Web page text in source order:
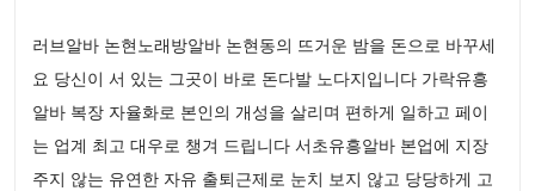
러브알바 논현노래방알바 논현동의 뜨거운 밤을 돈으로 바꾸세
요 당신이 서 있는 그곳이 바로 돈다발 노다지입니다 가락유흥
알바 복장 자율화로 본인의 개성을 살리며 편하게 일하고 페이
는 업계 최고 대우로 챙겨 드립니다 서초유흥알바 본업에 지장
주지 않는 유연한 자유 출퇴근제로 눈치 보지 않고 당당하게 고